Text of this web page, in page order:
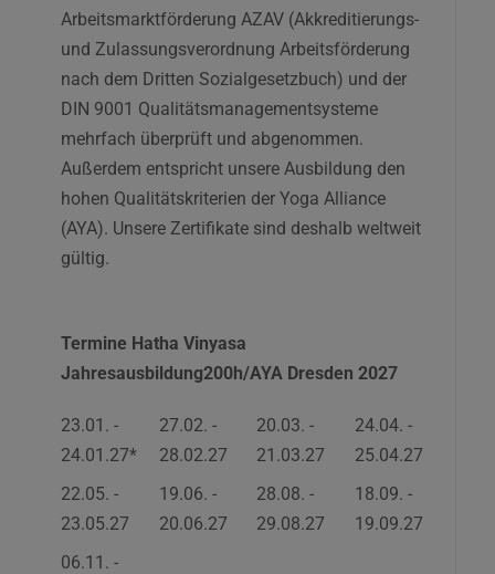
Arbeitsmarktförderung AZAV (Akkreditierungs-
und Zulassungsverordnung Arbeitsförderung
nach dem Dritten Sozialgesetzbuch) und der
DIN 9001 Qualitätsmanagementsysteme
mehrfach überprüft und abgenommen.
Außerdem entspricht unsere Ausbildung den
hohen Qualitätskriterien der Yoga Alliance
(AYA). Unsere Zertifikate sind deshalb weltweit
gültig.
Termine Hatha Vinyasa
Jahresausbildung200h/AYA Dresden 2027
23.01. -
24.01.27*
27.02. -
28.02.27
20.03. -
21.03.27
24.04. -
25.04.27
22.05. -
23.05.27
19.06. -
20.06.27
28.08. -
29.08.27
18.09. -
19.09.27
06.11. -